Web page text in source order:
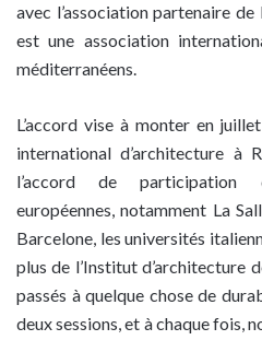
avec l’association partenaire de
est une association
méditerranéens.
L’accord vise à monter en
international d’architecture à
l’accord de participation
européennes, notamment La
Barcelone, les universités
plus de l’Institut d’architecture
passés à quelque chose de
deux sessions, et à chaque fois,